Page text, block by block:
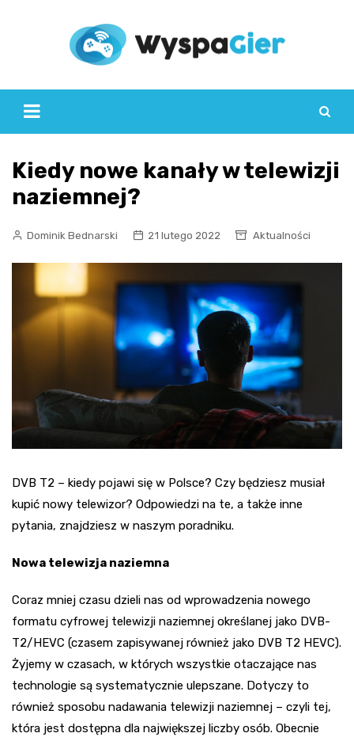
Kiedy nowe kanały w telewizji
naziemnej?
Dominik Bednarski 21 lutego 2022 Aktualności
DVB T2 – kiedy pojawi się w Polsce? Czy będziesz musiał
kupić nowy telewizor? Odpowiedzi na te, a także inne
pytania, znajdziesz w naszym poradniku.
Nowa telewizja naziemna
Coraz mniej czasu dzieli nas od wprowadzenia nowego
formatu cyfrowej telewizji naziemnej określanej jako DVB-
T2/HEVC (czasem zapisywanej również jako DVB T2 HEVC).
Żyjemy w czasach, w których wszystkie otaczające nas
technologie są systematycznie ulepszane. Dotyczy to
również sposobu nadawania telewizji naziemnej – czyli tej,
która jest dostępna dla największej liczby osób. Obecnie